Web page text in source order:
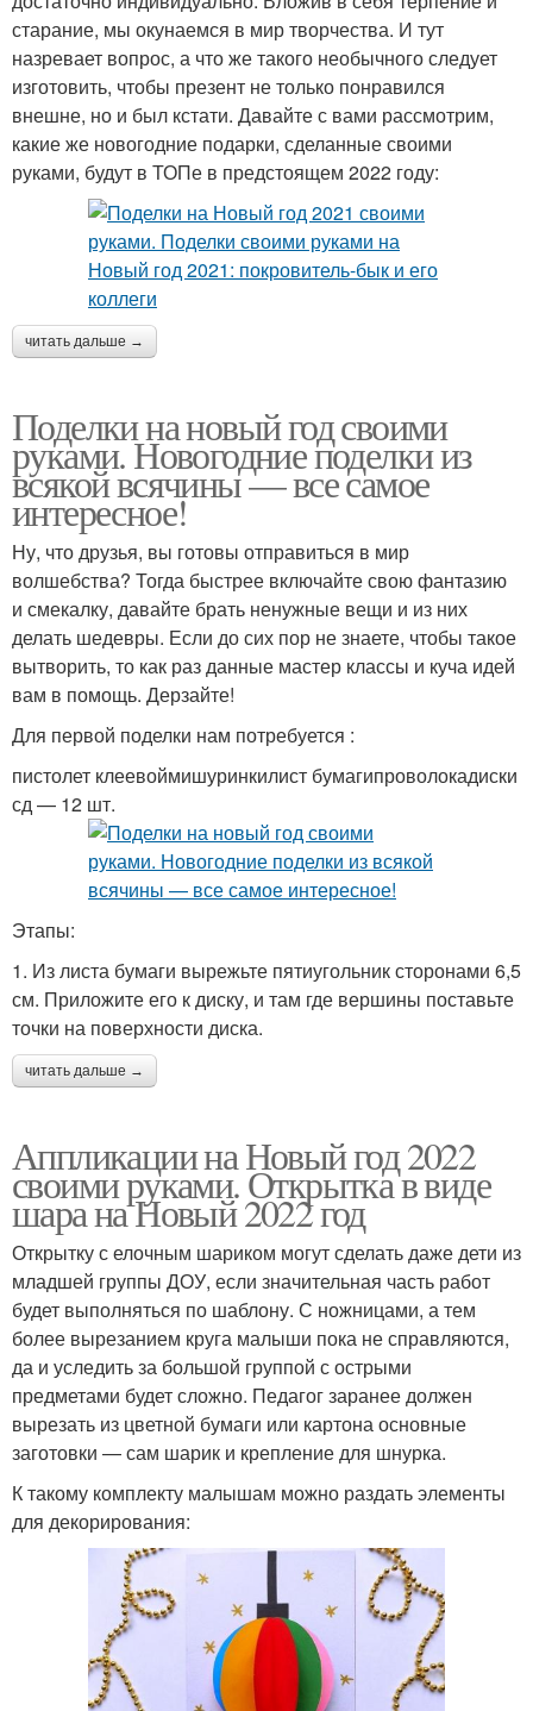
старание, мы окунаемся в мир творчества. И тут
назревает вопрос, а что же такого необычного следует
изготовить, чтобы презент не только понравился
внешне, но и был кстати. Давайте с вами рассмотрим,
какие же новогодние подарки, сделанные своими
руками, будут в ТОПе в предстоящем 2022 году:
читать дальше →
Поделки на новый год своими
руками. Новогодние поделки из
всякой всячины — все самое
интересное!
Ну, что друзья, вы готовы отправиться в мир
волшебства? Тогда быстрее включайте свою фантазию
и смекалку, давайте брать ненужные вещи и из них
делать шедевры. Если до сих пор не знаете, чтобы такое
вытворить, то как раз данные мастер классы и куча идей
вам в помощь. Дерзайте!
Для первой поделки нам потребуется :
пистолет клеевоймишуринкилист бумагипроволокадиски
сд — 12 шт.
Этапы:
1. Из листа бумаги вырежьте пятиугольник сторонами 6,5
см. Приложите его к диску, и там где вершины поставьте
точки на поверхности диска.
читать дальше →
Аппликации на Новый год 2022
своими руками. Открытка в виде
шара на Новый 2022 год
Открытку с елочным шариком могут сделать даже дети из
младшей группы ДОУ, если значительная часть работ
будет выполняться по шаблону. С ножницами, а тем
более вырезанием круга малыши пока не справляются,
да и уследить за большой группой с острыми
предметами будет сложно. Педагог заранее должен
вырезать из цветной бумаги или картона основные
заготовки — сам шарик и крепление для шнурка.
К такому комплекту малышам можно раздать элементы
для декорирования: